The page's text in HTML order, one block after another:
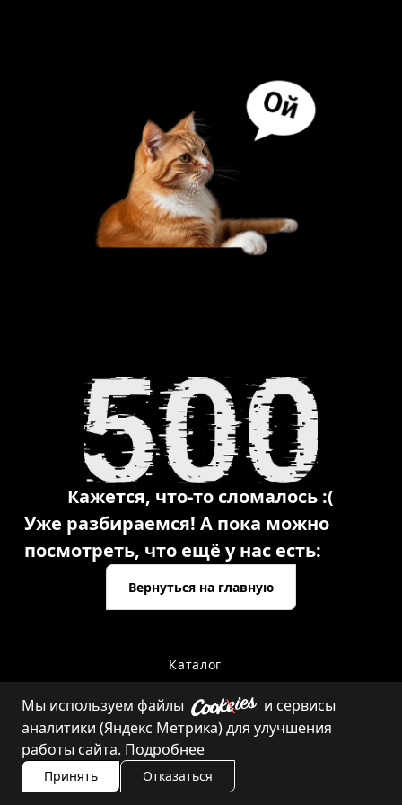
Кажется, что-то сломалось :(
Уже разбираемся! А пока можно
посмотреть, что ещё у нас есть:
Вернуться на главную
Каталог
Контакты
Мы используем файлы
и сервисы
аналитики (Яндекс Метрика) для улучшения
работы сайта. Подробнее
Принять Отказаться